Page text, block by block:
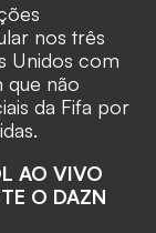
nos três
Unidos com
que não
da Fifa por
AO VIVO
O DAZN